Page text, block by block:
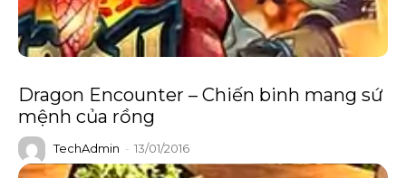
Dragon Encounter – Chiến binh mang sứ
mệnh của rồng
TechAdmin - 13/01/2016